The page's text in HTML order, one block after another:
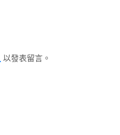
以發表留言。